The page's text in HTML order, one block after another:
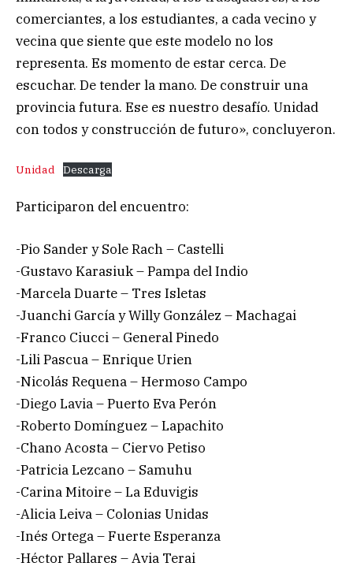
comerciantes, a los estudiantes, a cada vecino y
vecina que siente que este modelo no los
representa. Es momento de estar cerca. De
escuchar. De tender la mano. De construir una
provincia futura. Ese es nuestro desafío. Unidad
con todos y construcción de futuro», concluyeron.
Unidad Descarga
Participaron del encuentro:
-Pio Sander y Sole Rach – Castelli
-Gustavo Karasiuk – Pampa del Indio
-Marcela Duarte – Tres Isletas
-Juanchi García y Willy González – Machagai
-Franco Ciucci – General Pinedo
-Lili Pascua – Enrique Urien
-Nicolás Requena – Hermoso Campo
-Diego Lavia – Puerto Eva Perón
-Roberto Domínguez – Lapachito
-Chano Acosta – Ciervo Petiso
-Patricia Lezcano – Samuhu
-Carina Mitoire – La Eduvigis
-Alicia Leiva – Colonias Unidas
-Inés Ortega – Fuerte Esperanza
-Héctor Pallares – Avia Terai